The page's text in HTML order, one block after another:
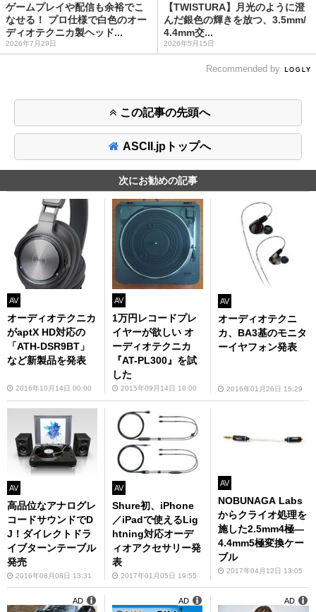
ゲームプレイや配信も余裕でこ
なせる！ プロ仕様で白色のオー
ディオテクニカ製ヘッド...
2026年7月29日
【TWISTURA】月光のように澄
んだ銀色の輝きを放つ、3.5mm/
4.4mm交...
2026年5月15日
Recommended by
この記事の先頭へ
ASCII.jpトップへ
次にお勧めの記事
AV
オーディオテクニカ
がaptX HD対応の
「ATH-DSR9BT」
など新製品を発表
2016年10月14日 00:00
AV
1万円レコードプレ
イヤーが欲しい オ
ーディオテクニカ
『AT-PL300』を試
した
2015年09月14日 18:00
AV
オーディオテクニ
カ、BA3基のモニタ
ーイヤフォン発表
2016年01月26日 15:29
AV
高品位なアナログレ
コードサウンドでD
J！ダイレクトドラ
イブターンテーブル
発売
2016年08月08日 13:31
AV
Shure初、iPhone
／iPadで使えるLig
htning対応オーデ
ィオアクセサリー発
表
2017年01月05日 19:55
AV
NOBUNAGA Labs
からクライオ処理を
施した2.5mm4極―
4.4mm5極変換ケー
ブル
2017年04月12日 13:05
AD AD AD